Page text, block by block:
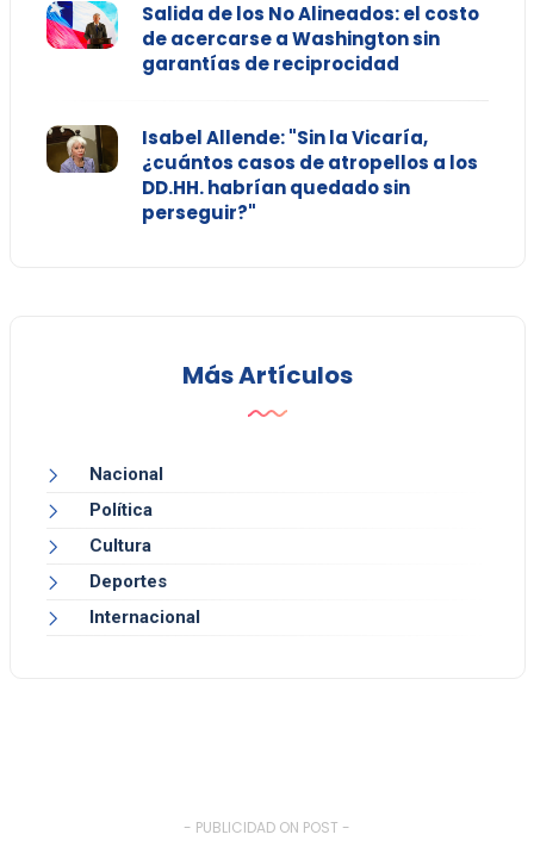
Salida de los No Alineados: el costo
de acercarse a Washington sin
garantías de reciprocidad
Isabel Allende: "Sin la Vicaría,
¿cuántos casos de atropellos a los
DD.HH. habrían quedado sin
perseguir?"
Más Artículos
Nacional
Política
Cultura
Deportes
Internacional
- PUBLICIDAD ON POST -